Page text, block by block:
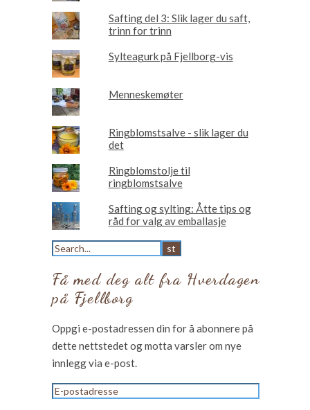
Safting del 3: Slik lager du saft,
trinn for trinn
Sylteagurk på Fjellborg-vis
Menneskemøter
Ringblomstsalve - slik lager du
det
Ringblomstolje til
ringblomstsalve
Safting og sylting: Åtte tips og
råd for valg av emballasje
Få med deg alt fra Hverdagen
på Fjellborg
Oppgi e-postadressen din for å abonnere på
dette nettstedet og motta varsler om nye
innlegg via e-post.
E-